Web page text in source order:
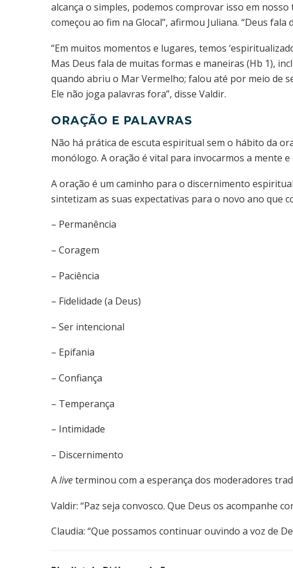
alcança o simples, podemos comprovar isso em
começou ao fim na Glocal”, afirmou Juliana. “Deus
“Em muitos momentos e lugares, temos
Mas Deus fala de muitas formas e maneiras (Hb 1),
quando abriu o Mar Vermelho; falou até por meio de
Ele não joga palavras fora”, disse Valdir.
ORAÇÃO E PALAVRAS
Não há prática de escuta espiritual sem o hábito da
monólogo. A oração é vital para invocarmos a mente
A oração é um caminho para o discernimento
sintetizam as suas expectativas para o novo ano que
– Permanência
– Coragem
– Paciência
– Fidelidade (a Deus)
– Ser intencional
– Epifania
– Confiança
– Temperança
– Intimidade
– Discernimento
Aliveterminou com a esperança dos moderadores
Valdir: “Paz seja convosco. Que Deus os acompanhe
Claudia: “Que possamos continuar ouvindo a voz de